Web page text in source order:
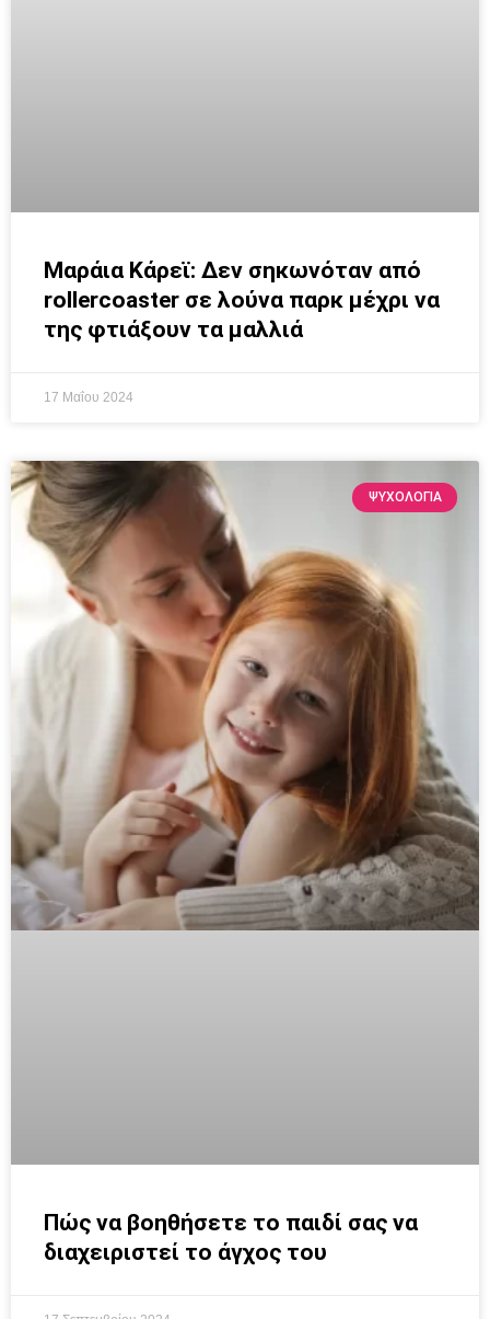
Μαράια Κάρεϊ: Δεν σηκωνόταν από
rollercoaster σε λούνα παρκ μέχρι να
της φτιάξουν τα μαλλιά
17 Μαΐου 2024
ΨΥΧΟΛΟΓΙΑ
Πώς να βοηθήσετε το παιδί σας να
διαχειριστεί το άγχος του